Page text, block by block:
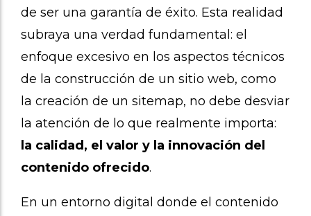
de ser una garantía de éxito. Esta realidad
subraya una verdad fundamental: el
enfoque excesivo en los aspectos técnicos
de la construcción de un sitio web, como
la creación de un sitemap, no debe desviar
la atención de lo que realmente importa:
la calidad, el valor y la innovación del
contenido ofrecido.
En un entorno digital donde el contenido